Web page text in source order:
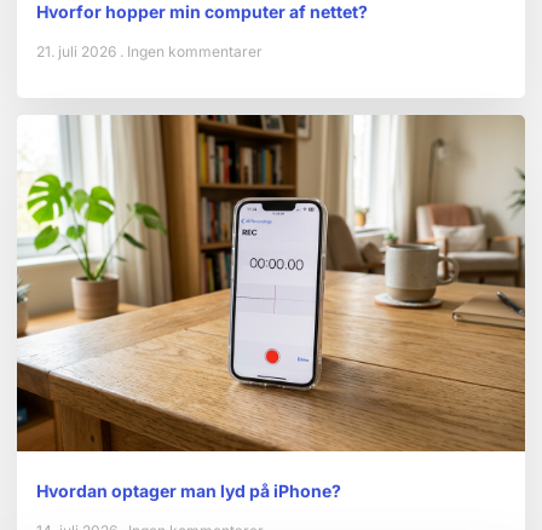
Hvorfor hopper min computer af nettet?
21. juli 2026 Ingen kommentarer
Hvordan optager man lyd på iPhone?